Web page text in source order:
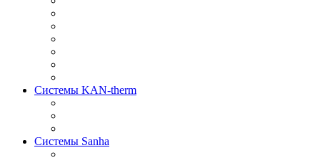
Системы KAN-therm
Системы Sanha